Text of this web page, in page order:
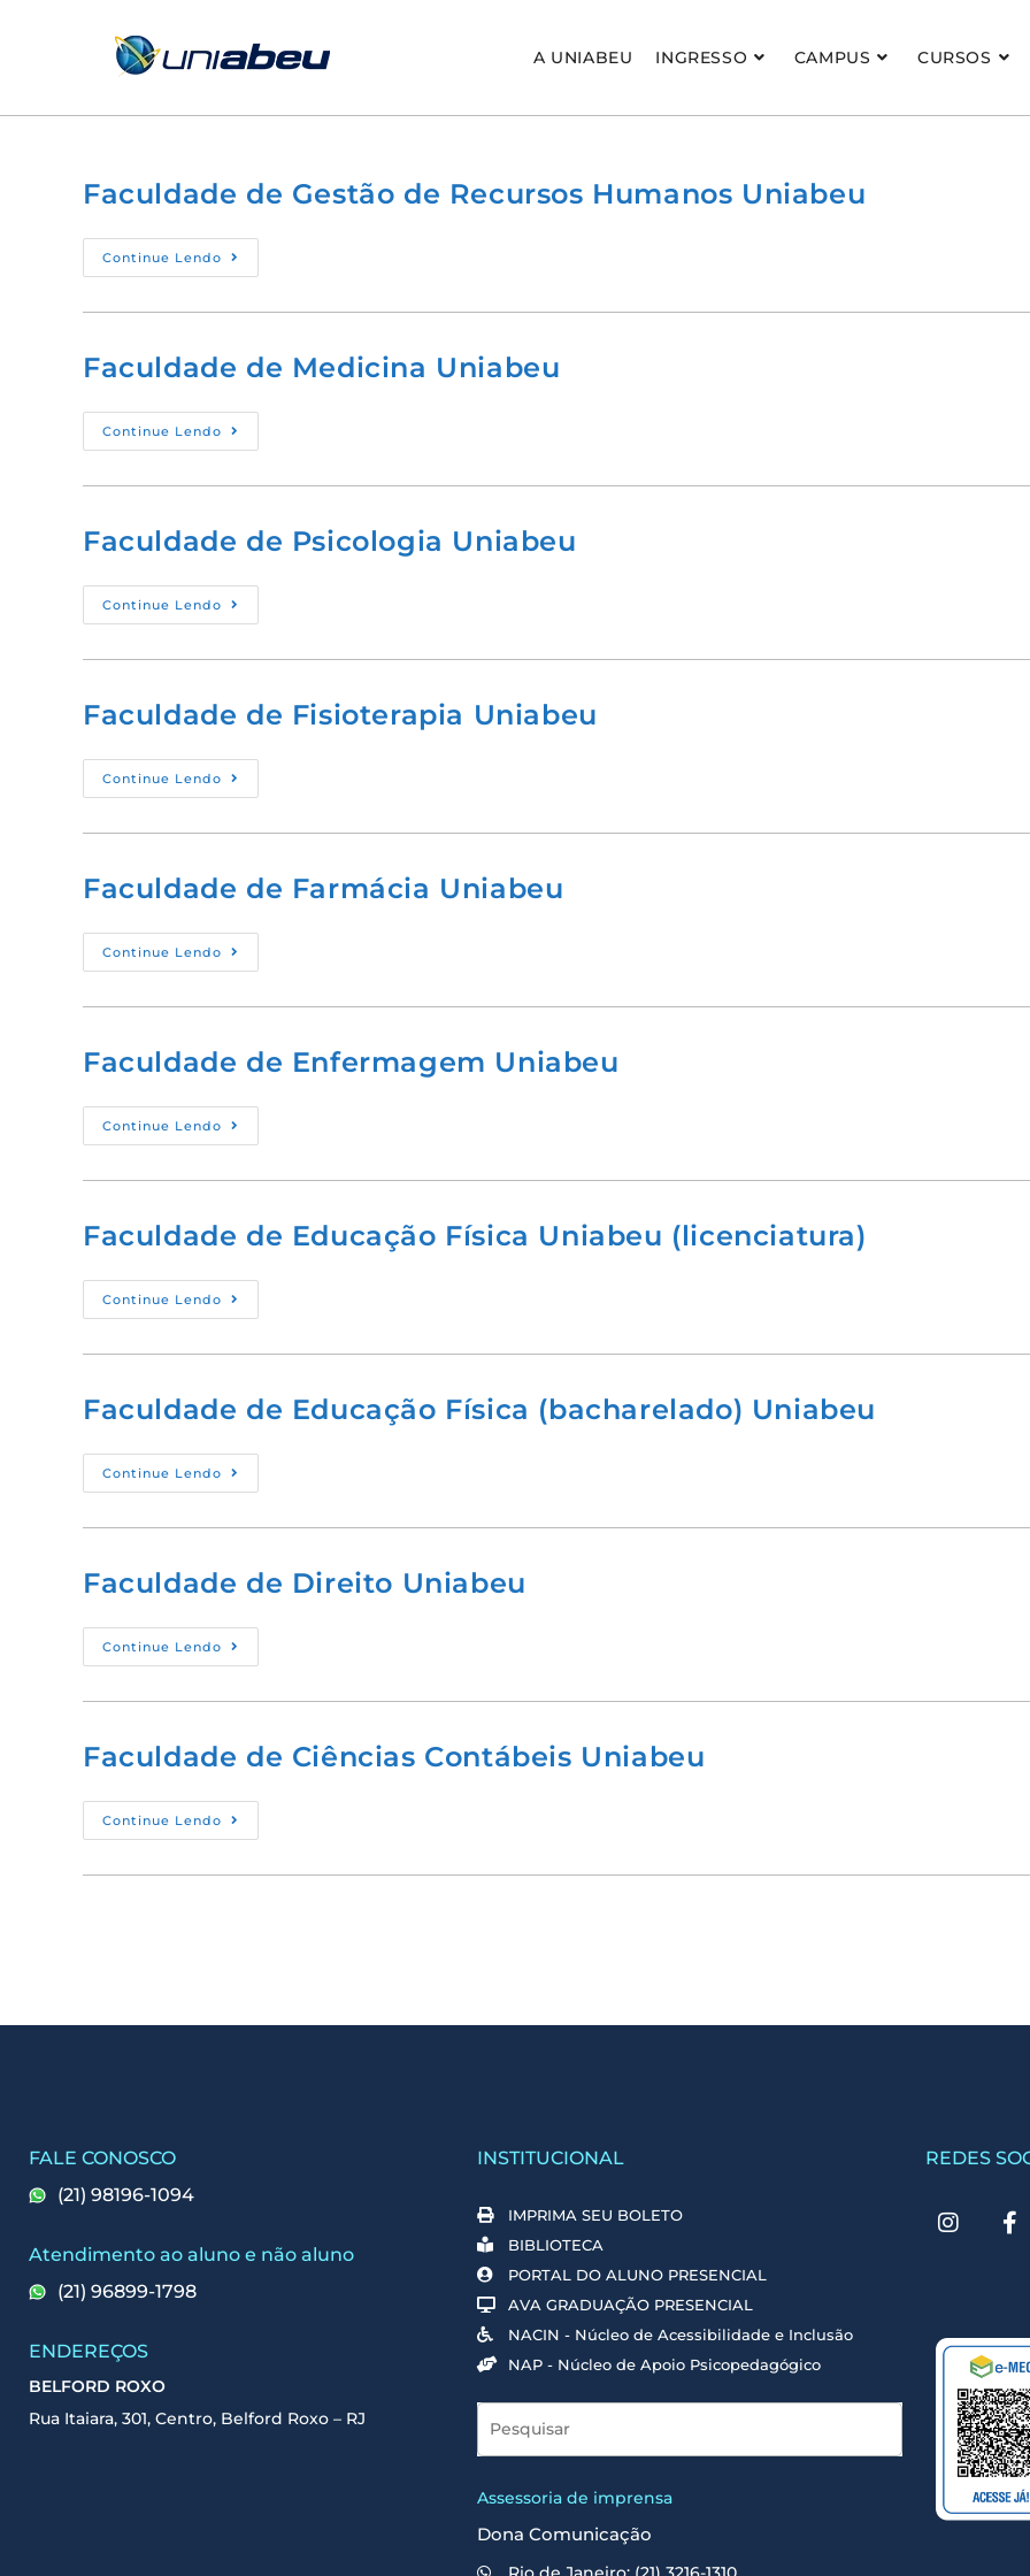
A UNIABEU INGRESSO CAMPUS CURSOS
Faculdade de Gestão de Recursos Humanos Uniabeu
Continue Lendo
Faculdade de Medicina Uniabeu
Continue Lendo
Faculdade de Psicologia Uniabeu
Continue Lendo
Faculdade de Fisioterapia Uniabeu
Continue Lendo
Faculdade de Farmácia Uniabeu
Continue Lendo
Faculdade de Enfermagem Uniabeu
Continue Lendo
Faculdade de Educação Física Uniabeu (licenciatura)
Continue Lendo
Faculdade de Educação Física (bacharelado) Uniabeu
Continue Lendo
Faculdade de Direito Uniabeu
Continue Lendo
Faculdade de Ciências Contábeis Uniabeu
Continue Lendo
FALE CONOSCO
(21) 98196-1094
Atendimento ao aluno e não aluno
(21) 96899-1798
ENDEREÇOS
BELFORD ROXO
Rua Itaiara, 301, Centro, Belford Roxo – RJ
INSTITUCIONAL
IMPRIMA SEU BOLETO
BIBLIOTECA
PORTAL DO ALUNO PRESENCIAL
AVA GRADUAÇÃO PRESENCIAL
NACIN - Núcleo de Acessibilidade e Inclusão
NAP - Núcleo de Apoio Psicopedagógico
Assessoria de imprensa
Dona Comunicação
REDES